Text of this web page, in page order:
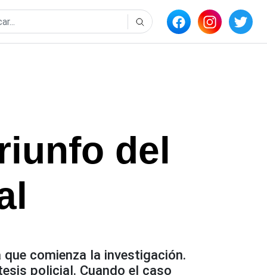
del
comienza la investigación.
policial. Cuando el caso